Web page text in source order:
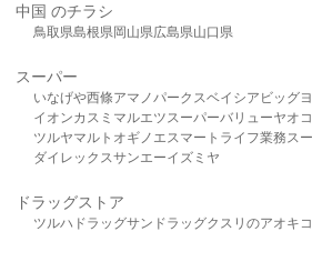
中国 のチラシ
鳥取県島根県岡山県広島県山口県
スーパー
いなげや西條アマノパークスベイシア ビッグ
イオンカスミ マルエツスーパーバリューヤオ
ツルヤマルト オギノ エスマート ライフ業務ス
ダイレックスサンエーイズミヤ
ドラッグストア
ツルハドラッグサンドラッグクスリのアオキ